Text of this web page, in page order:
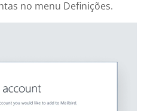
no menu Definições.